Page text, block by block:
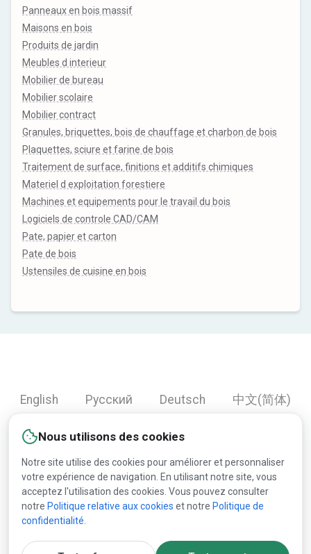
Panneaux en bois massif
Maisons en bois
Produits de jardin
Meubles d interieur
Mobilier de bureau
Mobilier scolaire
Mobilier contract
Granules, briquettes, bois de chauffage et charbon de bois
Plaquettes, sciure et farine de bois
Traitement de surface, finitions et additifs chimiques
Materiel d exploitation forestiere
Machines et equipements pour le travail du bois
Logiciels de controle CAD/CAM
Pate, papier et carton
Pate de bois
Ustensiles de cuisine en bois
Nous utilisons des cookies
Notre site utilise des cookies pour améliorer et personnaliser
votre expérience de navigation. En utilisant notre site, vous
acceptez l'utilisation des cookies. Vous pouvez consulter
notre Politique relative aux cookies et notre Politique de
confidentialité
English Русский Deutsch
中文(简体)
العربية
Türkçe Bahasa Indonesia
Copyright © 2000-2026 Lesprom Network. Tous droits